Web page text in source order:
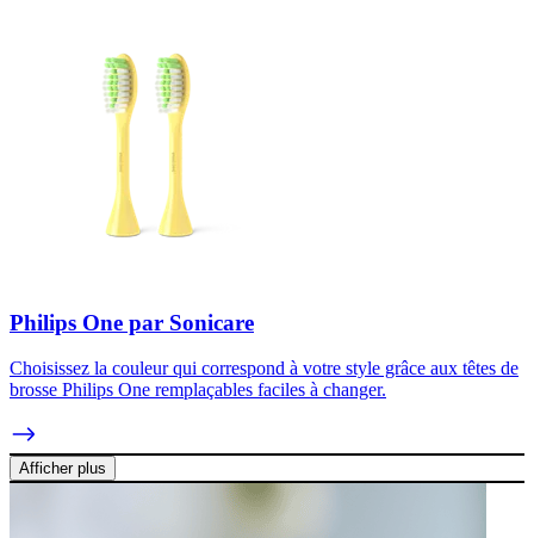
Philips One par Sonicare
Choisissez la couleur qui correspond à votre style grâce aux têtes de
brosse Philips One remplaçables faciles à changer.
Afficher plus